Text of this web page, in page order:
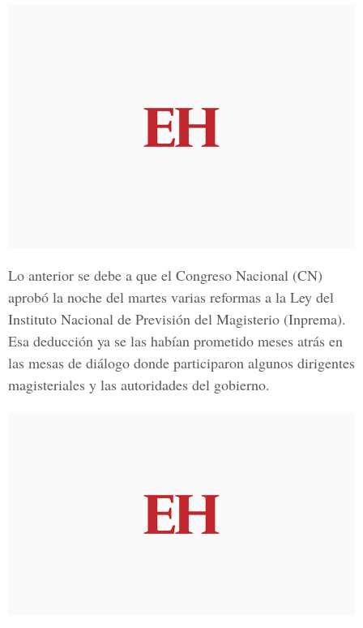
Lo anterior se debe a que el Congreso Nacional (CN)
aprobó la noche del martes varias reformas a la Ley del
Instituto Nacional de Previsión del Magisterio (Inprema).
Esa deducción ya se las habían prometido meses atrás en
las mesas de diálogo donde participaron algunos dirigentes
magisteriales y las autoridades del gobierno.